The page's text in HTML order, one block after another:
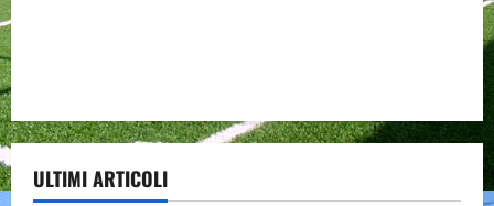
ULTIMI ARTICOLI